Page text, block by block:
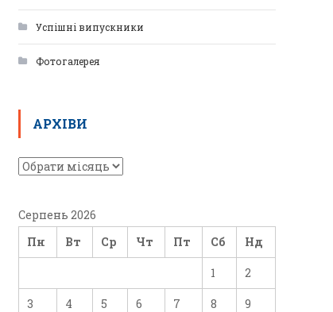
Успішні випускники
Фотогалерея
АРХІВИ
Серпень 2026
Пн
Вт Ср Чт Пт Сб Нд
1 2
3 4 5 6 7 8 9